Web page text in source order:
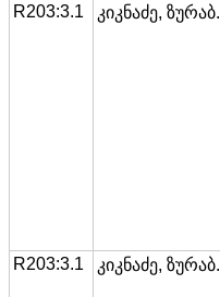
R203:3.1 კიკნაძე, ზურაბ.
R203:3.1 კიკნაძე, ზურაბ.